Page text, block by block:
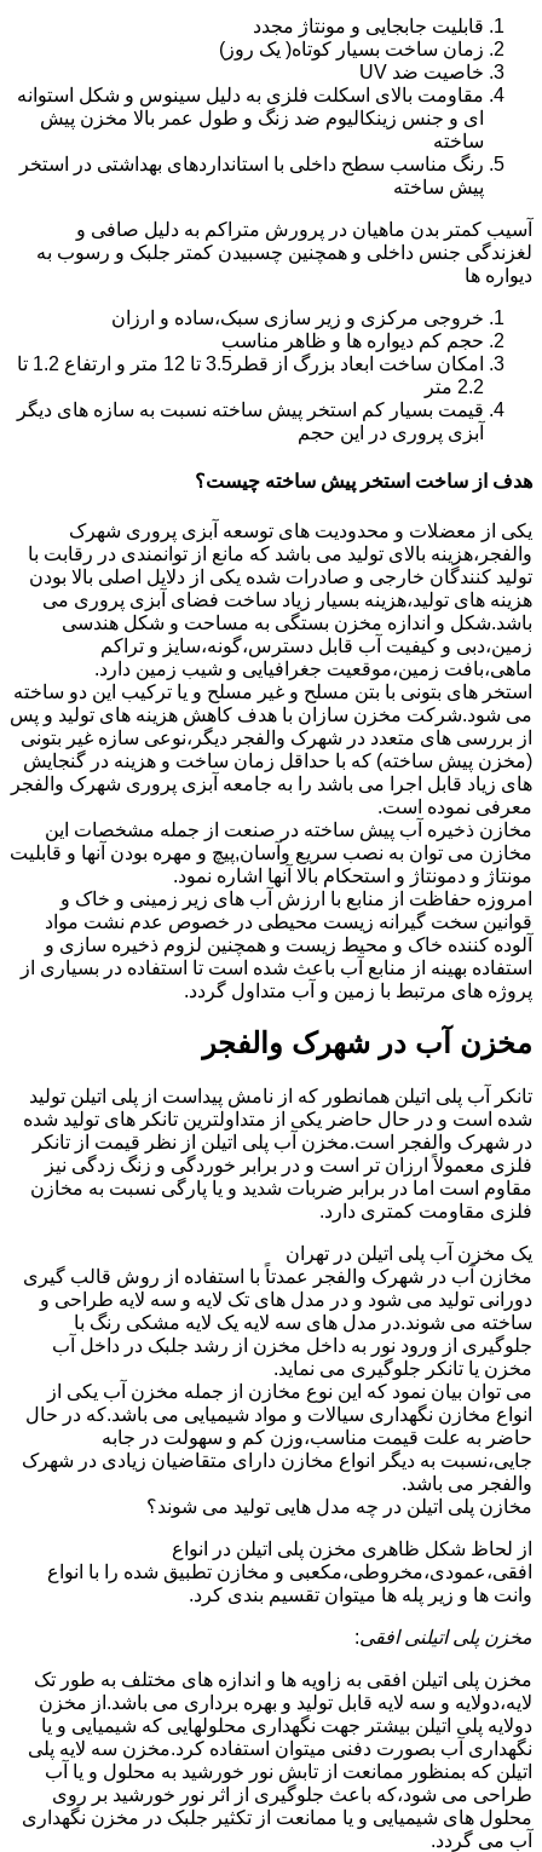
قابلیت جابجایی و مونتاژ مجدد
زمان ساخت بسیار کوتاه( یک روز)
خاصیت ضد UV
مقاومت بالای اسکلت فلزی به دلیل سینوس و شکل استوانه
ای و جنس زینکالیوم ضد زنگ و طول عمر بالا مخزن پیش
ساخته
رنگ مناسب سطح داخلی با استانداردهای بهداشتی در استخر
پیش ساخته
آسیب کمتر بدن ماهیان در پرورش متراکم به دلیل صافی و
لغزندگی جنس داخلی و همچنین چسبیدن کمتر جلبک و رسوب به
دیواره ها
خروجی مرکزی و زیر سازی سبک،ساده و ارزان
حجم کم دیواره ها و ظاهر مناسب
امکان ساخت ابعاد بزرگ از قطر3.5 تا 12 متر و ارتفاع 1.2 تا
2.2 متر
قیمت بسیار کم استخر پیش ساخته نسبت به سازه های دیگر
آبزی پروری در این حجم
هدف از ساخت استخر پیش ساخته چیست؟
یکی از معضلات و محدودیت های توسعه آبزی پروری شهرک
والفجر،هزینه بالای تولید می باشد که مانع از توانمندی در رقابت با
تولید کنندگان خارجی و صادرات شده یکی از دلایل اصلی بالا بودن
هزینه های تولید،هزینه بسیار زیاد ساخت فضای آبزی پروری می
باشد.شکل و اندازه مخزن بستگی به مساحت و شکل هندسی
زمین،دبی و کیفیت آب قابل دسترس،گونه،سایز و تراکم
ماهی،بافت زمین،موقعیت جغرافیایی و شیب زمین دارد.
استخر های بتونی با بتن مسلح و غیر مسلح و یا ترکیب این دو ساخته
می شود.شرکت مخزن سازان با هدف کاهش هزینه های تولید و پس
از بررسی های متعدد در شهرک والفجر دیگر،نوعی سازه غیر بتونی
(مخزن پیش ساخته) که با حداقل زمان ساخت و هزینه در گنجایش
های زیاد قابل اجرا می باشد را به جامعه آبزی پروری شهرک والفجر
معرفی نموده است.
مخازن ذخیره آب پیش ساخته در صنعت از جمله مشخصات این
مخازن می توان به نصب سریع وآسان,پیچ و مهره بودن آنها و قابلیت
مونتاژ و دمونتاژ و استحکام بالا آنها اشاره نمود.
امروزه حفاظت از منابع با ارزش آب های زیر زمینی و خاک و
قوانین سخت گیرانه زیست محیطی در خصوص عدم نشت مواد
آلوده کننده خاک و محیط زیست و همچنین لزوم ذخیره سازی و
استفاده بهینه از منابع آب باعث شده است تا استفاده در بسیاری از
پروژه های مرتبط با زمین و آب متداول گردد.
مخزن آب در شهرک والفجر
تانکر آب پلی اتیلن همانطور که از نامش پیداست از پلی اتیلن تولید
شده است و در حال حاضر یکی از متداولترین تانکر های تولید شده
در شهرک والفجر است.مخزن آب پلی اتیلن از نظر قیمت از تانکر
فلزی معمولاً ارزان تر است و در برابر خوردگی و زنگ زدگی نیز
مقاوم است اما در برابر ضربات شدید و یا پارگی نسبت به مخازن
فلزی مقاومت کمتری دارد.
یک مخزن آب پلی اتیلن در تهران
مخازن آب در شهرک والفجر عمدتاً با استفاده از روش قالب گیری
دورانی تولید می شود و در مدل های تک لایه و سه لایه طراحی و
ساخته می شوند.در مدل های سه لایه یک لایه مشکی رنگ با
جلوگیری از ورود نور به داخل مخزن از رشد جلبک در داخل آب
مخزن یا تانکر جلوگیری می نماید.
می توان بیان نمود که این نوع مخازن از جمله مخزن آب یکی از
انواع مخازن نگهداری سیالات و مواد شیمیایی می باشد.که در حال
حاضر به علت قیمت مناسب،وزن کم و سهولت در جابه
جایی،نسبت به دیگر انواع مخازن دارای متقاضیان زیادی در شهرک
والفجر می باشد.
مخازن پلی اتیلن در چه مدل هایی تولید می شوند؟
از لحاظ شکل ظاهری مخزن پلی اتیلن در انواع
افقی،عمودی،مخروطی،مکعبی و مخازن تطبیق شده را با انواع
وانت ها و زیر پله ها میتوان تقسیم بندی کرد.
مخزن پلی اتیلنی افقی:
مخزن پلی اتیلن افقی به زاویه ها و اندازه های مختلف به طور تک
لایه،دولایه و سه لایه قابل تولید و بهره برداری می باشد.از مخزن
دولایه پلی اتیلن بیشتر جهت نگهداری محلولهایی که شیمیایی و یا
نگهداری آب بصورت دفنی میتوان استفاده کرد.مخزن سه لایه پلی
اتیلن که بمنظور ممانعت از تابش نور خورشید به محلول و یا آب
طراحی می شود،که باعث جلوگیری از اثر نور خورشید بر روی
محلول های شیمیایی و یا ممانعت از تکثیر جلبک در مخزن نگهداری
آب می گردد.